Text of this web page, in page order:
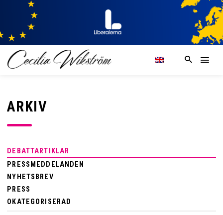
ARKIV
DEBATTARTIKLAR
PRESSMEDDELANDEN
NYHETSBREV
PRESS
OKATEGORISERAD